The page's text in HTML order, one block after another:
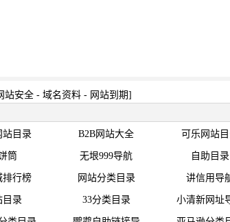
站安全 - 域名资料 - 网站到期]
站目录 B2B网站大全 可乐网站
筒 无垠999导航 自助目录
排行榜 网站分类目录 讲信用导
目录 33分类目录 小清新网址